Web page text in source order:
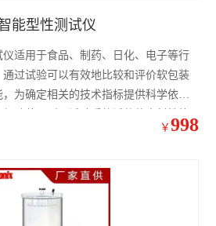
能型性测试仪
适用于食品、制药、日化、电子等行
过试验可以有效地比较和评价软包装
为确定相关的技术指标提供科学依
跌落、耐压试验后的试件的密封性能
￥ 998